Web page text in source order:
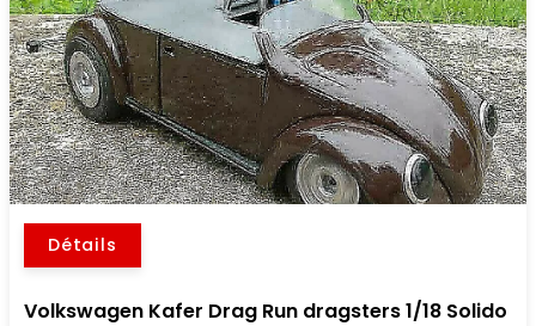
Détails
Volkswagen Kafer Drag Run dragsters 1/18 Solido